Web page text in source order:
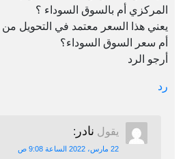
المركزي أم بالسوق السوداء ؟
يعني هذا السعر معتمد في التحويل من
أم سعر السوق السوداء؟
أرجو الرد
رد
يقول نادر :
22 مارس، 2022 الساعة 9:08 ص